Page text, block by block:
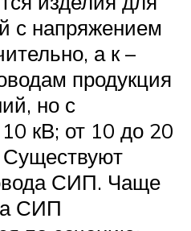
с напряжением
а к –
продукция
но с
кВ; от 10 до 20
СИП. Чаще
СИП